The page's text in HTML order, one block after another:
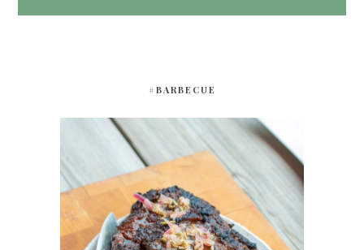
#BARBECUE